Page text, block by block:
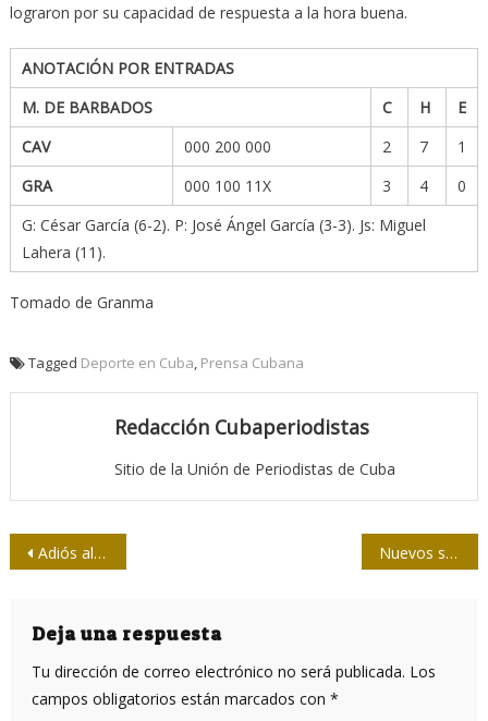
lograron por su capacidad de respuesta a la hora buena.
ANOTACIÓN POR ENTRADAS
M. DE BARBADOS
C H
E
CAV
000 200 000 2 7
1
GRA
000 100 11X 3 4
0
G: César García (6-2). P: José Ángel García (3-3). Js: Miguel
Lahera (11).
Tomado de Granma
Tagged Deporte en Cuba, Prensa Cubana
Redacción Cubaperiodistas
Sitio de la Unión de Periodistas de Cuba
Navegación
entradas
Adiós al colega Amado del Pino Nuevos servicios de telefonía móvil para clientes prepago
Deja una respuesta
Tu dirección de correo electrónico no será publicada. Los
campos obligatorios están marcados con *